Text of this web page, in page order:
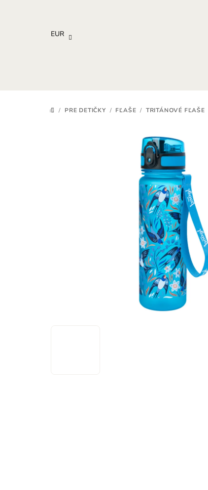
EUR
DOMOV
/ PRE DETIČKY / FĽAŠE / TRITÁNOVÉ FĽAŠE